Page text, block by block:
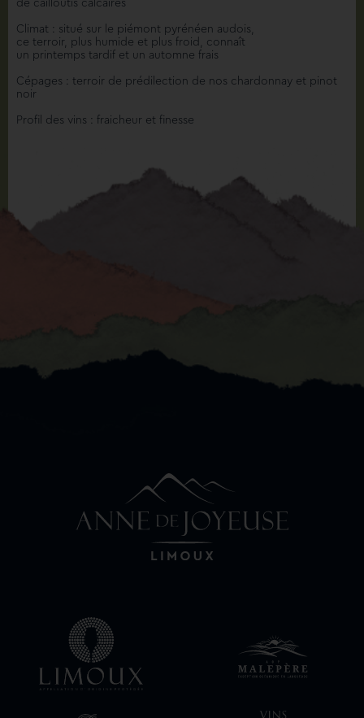
de cailloutis calcaires
Climat : situé sur le piémont pyrénéen audois,
ce terroir, plus humide et plus froid, connaît
un printemps tardif et un automne frais
Cépages : terroir de prédilection de nos chardonnay et pinot
noir
Profil des vins : fraicheur et finesse